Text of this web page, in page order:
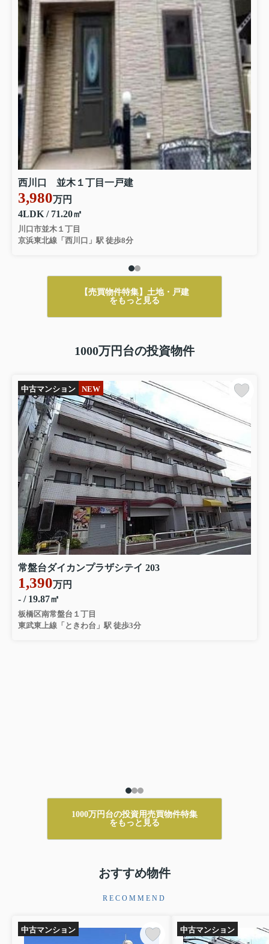
西川口 並木１丁目一戸建
3,980万円
4LDK / 71.20㎡
川口市並木１丁目
京浜東北線「西川口」駅 徒歩8分
【売買物件特集】土地・戸建
をもっと見る
1000万円台の投資物件
中古マンション NEW
常盤台ダイカンプラザシテイ 203
1,390万円
- / 19.87㎡
板橋区南常盤台１丁目
東武東上線「ときわ台」駅 徒歩3分
1000万円台の投資用売買物件特集
をもっと見る
おすすめ物件
RECOMMEND
中古マンション 中古マンション